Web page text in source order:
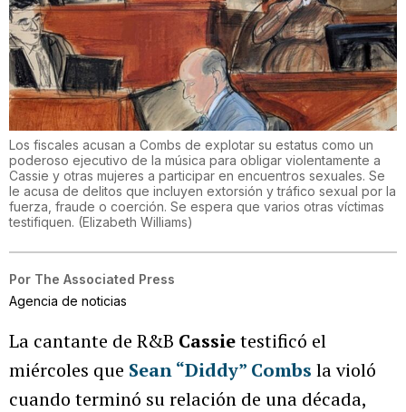
Los fiscales acusan a Combs de explotar su estatus como un
poderoso ejecutivo de la música para obligar violentamente a
Cassie y otras mujeres a participar en encuentros sexuales. Se
le acusa de delitos que incluyen extorsión y tráfico sexual por la
fuerza, fraude o coerción. Se espera que varios otras víctimas
testifiquen. (Elizabeth Williams)
Por The Associated Press
Agencia de noticias
La cantante de R&B Cassietestificó el
miércoles que Sean “Diddy” Combs la violó
cuando terminó su relación de una década,